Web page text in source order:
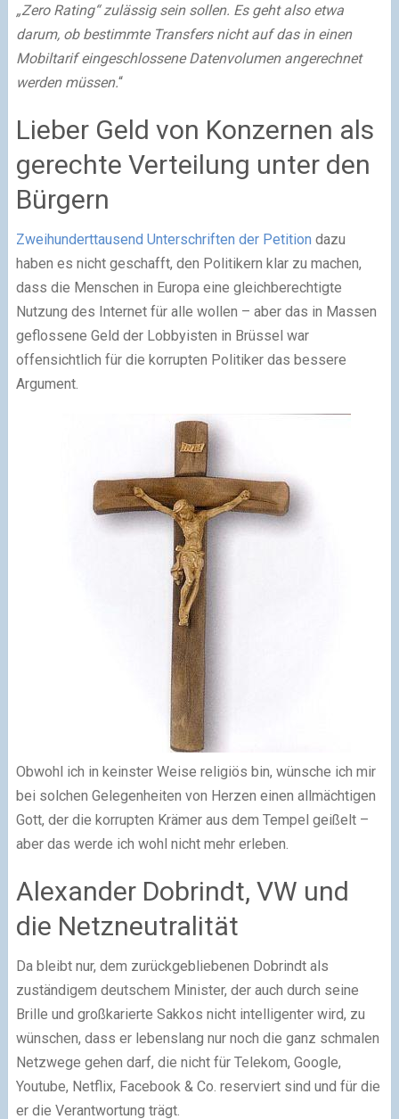
„Zero Rating“ zulässig sein sollen. Es geht also etwa
darum, ob bestimmte Transfers nicht auf das in einen
Mobiltarif eingeschlossene Datenvolumen angerechnet
werden müssen.“
Lieber Geld von Konzernen als
gerechte Verteilung unter den
Bürgern
Zweihunderttausend Unterschriften der Petition dazu
haben es nicht geschafft, den Politikern klar zu machen,
dass die Menschen in Europa eine gleichberechtigte
Nutzung des Internet für alle wollen – aber das in Massen
geflossene Geld der Lobbyisten in Brüssel war
offensichtlich für die korrupten Politiker das bessere
Argument.
Obwohl ich in keinster Weise religiös bin, wünsche ich mir
bei solchen Gelegenheiten von Herzen einen allmächtigen
Gott, der die korrupten Krämer aus dem Tempel geißelt –
aber das werde ich wohl nicht mehr erleben.
Alexander Dobrindt, VW und
die Netzneutralität
Da bleibt nur, dem zurückgebliebenen Dobrindt als
zuständigem deutschem Minister, der auch durch seine
Brille und großkarierte Sakkos nicht intelligenter wird, zu
wünschen, dass er lebenslang nur noch die ganz schmalen
Netzwege gehen darf, die nicht für Telekom, Google,
Youtube, Netflix, Facebook & Co. reserviert sind und für die
er die Verantwortung trägt.